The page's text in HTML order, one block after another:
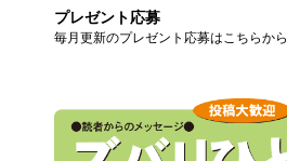
プレゼント応募
毎月更新のプレゼント応募はこちらから